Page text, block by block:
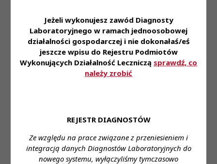
Jeżeli wykonujesz zawód Diagnosty
Laboratoryjnego w ramach jednoosobowej
działalności gospodarczej i nie dokonałaś/eś
jeszcze wpisu do Rejestru Podmiotów
Wykonujących Działalność Leczniczą sprawdź, co
należy zrobić
REJESTR DIAGNOSTÓW
Ze względu na prace związane z przeniesieniem i
integracją danych Diagnostów Laboratoryjnych do
nowego systemu, wyłączyliśmy tymczasowo